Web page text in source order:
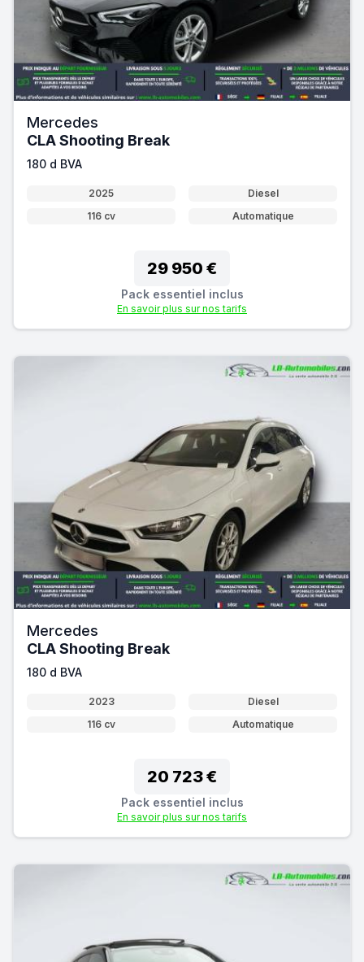
Mercedes
CLA Shooting Break
180 d BVA
2025
Diesel
116 cv
Automatique
29 950 €
Pack essentiel inclus
En savoir plus sur nos tarifs
Mercedes
CLA Shooting Break
180 d BVA
2023
Diesel
116 cv
Automatique
20 723 €
Pack essentiel inclus
En savoir plus sur nos tarifs